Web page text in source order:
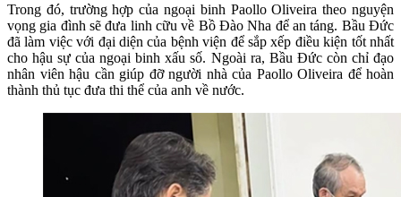
Trong đó, trường hợp của ngoại binh Paollo Oliveira theo nguyện
vọng gia đình sẽ đưa linh cữu về Bồ Đào Nha để an táng. Bầu Đức
đã làm việc với đại diện của bệnh viện để sắp xếp điều kiện tốt nhất
cho hậu sự của ngoại binh xấu số. Ngoài ra, Bầu Đức còn chỉ đạo
nhân viên hậu cần giúp đỡ người nhà của Paollo Oliveira để hoàn
thành thủ tục đưa thi thể của anh về nước.